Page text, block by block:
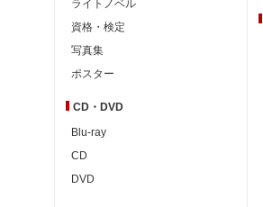
ライトノベル
資格・検定
写真集
ポスター
CD・DVD
Blu-ray
CD
DVD